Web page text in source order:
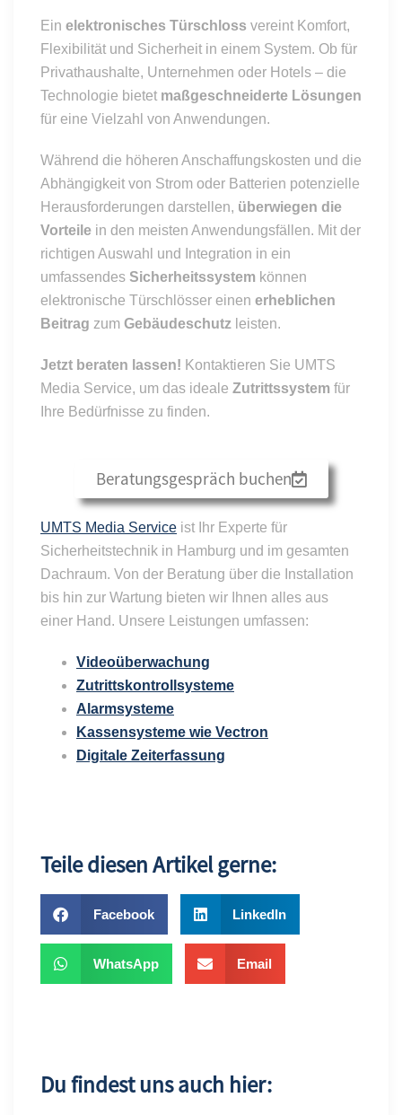
Ein elektronisches Türschloss vereint Komfort,
Flexibilität und Sicherheit in einem System. Ob für
Privathaushalte, Unternehmen oder Hotels – die
Technologie bietet maßgeschneiderte Lösungen
für eine Vielzahl von Anwendungen.
Während die höheren Anschaffungskosten und die
Abhängigkeit von Strom oder Batterien potenzielle
Herausforderungen darstellen, überwiegen die
Vorteile in den meisten Anwendungsfällen. Mit der
richtigen Auswahl und Integration in ein
umfassendes Sicherheitssystem können
elektronische Türschlösser einen erheblichen
Beitrag zum Gebäudeschutz leisten.
Jetzt beraten lassen! Kontaktieren Sie UMTS
Media Service, um das ideale Zutrittssystem für
Ihre Bedürfnisse zu finden.
Beratungsgespräch buchen
UMTS Media Service ist Ihr Experte für
Sicherheitstechnik in Hamburg und im gesamten
Dachraum. Von der Beratung über die Installation
bis hin zur Wartung bieten wir Ihnen alles aus
einer Hand. Unsere Leistungen umfassen:
Videoüberwachung
Zutrittskontrollsysteme
Alarmsysteme
Kassensysteme wie Vectron
Digitale Zeiterfassung
Teile diesen Artikel gerne:
Facebook LinkedIn
WhatsApp Email
Du findest uns auch hier: